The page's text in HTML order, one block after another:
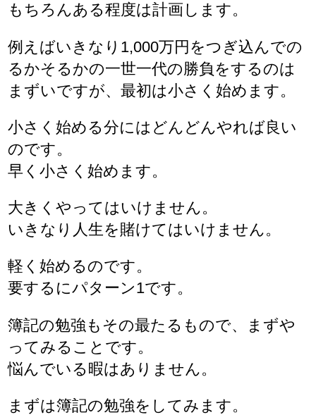
もちろんある程度は計画します。
例えばいきなり1,000万円をつぎ込んでの
るかそるかの一世一代の勝負をするのは
まずいですが、最初は小さく始めます。
小さく始める分にはどんどんやれば良い
のです。
早く小さく始めます。
大きくやってはいけません。
いきなり人生を賭けてはいけません。
軽く始めるのです。
要するにパターン1です。
簿記の勉強もその最たるもので、まずや
ってみることです。
悩んでいる暇はありません。
まずは簿記の勉強をしてみます。